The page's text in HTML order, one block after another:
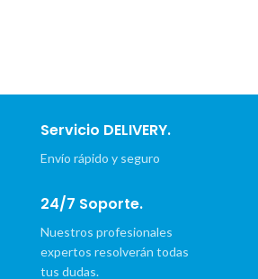
Servicio DELIVERY.
Envío rápido y seguro
24/7 Soporte.
Nuestros profesionales
expertos resolverán todas
tus dudas.